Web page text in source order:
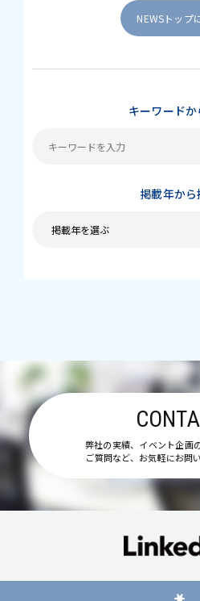
NEWSトップ
キーワード
掲載年から
弊社の実績、イベント企画
ご質問など、お気軽にお問